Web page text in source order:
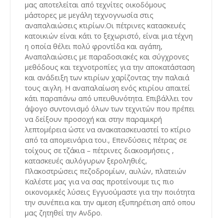
μας αποτελείται από τεχνίτες οικοδόμους
μάστορες με μεγάλη τεχνογνωσία στις
αναπαλαιώσεις κτιρίων.Οι πέτρινες κατασκευές
κατοικιών είναι κάτι το ξεχωριστό, είναι μια τέχνη
η οποία θέλει πολύ φροντίδα και αγάπη,
Αναπαλαιώσεις με παραδοσιακές και σύγχρονες
μεθόδους και τεχνοτροπίες για την αποκατάσταση
και ανάδειξη των κτιρίων χαρίζοντας την παλαιά
τους αιγλη. Η αναπαλαίωση ενός κτιρίου απαιτεί
κάτι παραπάνω από υπευθυνότητα. Επιβάλλει τον
άψογο συντονισμό όλων των τεχνιτών που πρέπει
να δείξουν προσοχή και στην παραμικρή
λεπτομέρεια ώστε να ανακατασκευαστεί το κτίριο
από τα απομεινάρια του., Επενδύσεις πέτρας σε
τοίχους σε τζάκια – πέτρινες διακοσμήσεις ,
κατασκευές αυλόγυρων ξεροληθιές,
Πλακοστρώσεις πεζοδρομίων, αυλών, πλατειών
Καλέστε μας για να σας προτείνουμε τις πιο
οικονομικές λύσεις Εγγυούμαστε για την ποιότητα
την συνέπεια και την αμεση εξυπηρέτιση από οπου
μας ζητηθεί την Ανδρο.